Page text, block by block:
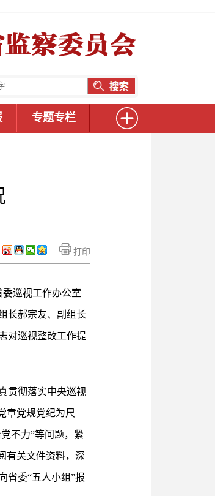
专题专栏
打印
巡视工作办公室
长郝宗友、副组长
对巡视整改工作提
贯彻落实中央巡视
章党规党纪为尺
不力”等问题，紧
有关文件资料，深
省委“五人小组”报